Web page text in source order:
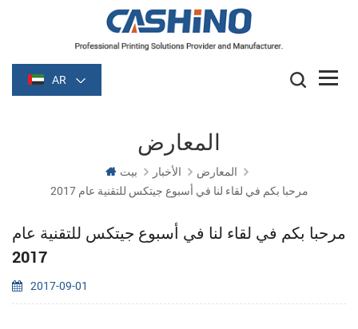
AR
المعارض
بيت الأخبار
المعارض
مرحبا بكم في لقاء لنا في أسبوع جيتكس للتقنية عام 2017
مرحبا بكم في لقاء لنا في أسبوع جيتكس للتقنية عام
2017
2017-09-01